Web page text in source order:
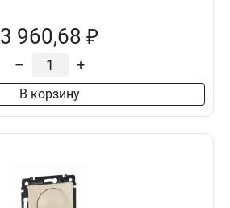
3 960,68 ₽
– +
В корзину